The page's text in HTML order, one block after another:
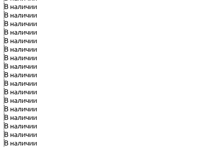
В наличии
В наличии
В наличии
В наличии
В наличии
В наличии
В наличии
В наличии
В наличии
В наличии
В наличии
В наличии
В наличии
В наличии
В наличии
В наличии
В наличии